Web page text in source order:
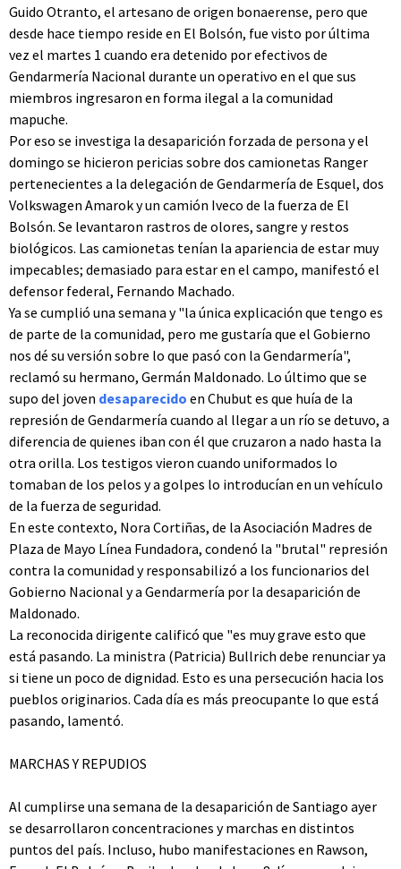
Guido Otranto, el artesano de origen bonaerense, pero que
desde hace tiempo reside en El Bolsón, fue visto por última
vez el martes 1 cuando era detenido por efectivos de
Gendarmería Nacional durante un operativo en el que sus
miembros ingresaron en forma ilegal a la comunidad
mapuche.
Por eso se investiga la desaparición forzada de persona y el
domingo se hicieron pericias sobre dos camionetas Ranger
pertenecientes a la delegación de Gendarmería de Esquel, dos
Volkswagen Amarok y un camión Iveco de la fuerza de El
Bolsón. Se levantaron rastros de olores, sangre y restos
biológicos. Las camionetas tenían la apariencia de estar muy
impecables; demasiado para estar en el campo, manifestó el
defensor federal, Fernando Machado.
Ya se cumplió una semana y "la única explicación que tengo es
de parte de la comunidad, pero me gustaría que el Gobierno
nos dé su versión sobre lo que pasó con la Gendarmería",
reclamó su hermano, Germán Maldonado. Lo último que se
supo del joven desaparecido en Chubut es que huía de la
represión de Gendarmería cuando al llegar a un río se detuvo, a
diferencia de quienes iban con él que cruzaron a nado hasta la
otra orilla. Los testigos vieron cuando uniformados lo
tomaban de los pelos y a golpes lo introducían en un vehículo
de la fuerza de seguridad.
En este contexto, Nora Cortiñas, de la Asociación Madres de
Plaza de Mayo Línea Fundadora, condenó la "brutal" represión
contra la comunidad y responsabilizó a los funcionarios del
Gobierno Nacional y a Gendarmería por la desaparición de
Maldonado.
La reconocida dirigente calificó que "es muy grave esto que
está pasando. La ministra (Patricia) Bullrich debe renunciar ya
si tiene un poco de dignidad. Esto es una persecución hacia los
pueblos originarios. Cada día es más preocupante lo que está
pasando, lamentó.
MARCHAS Y REPUDIOS
Al cumplirse una semana de la desaparición de Santiago ayer
se desarrollaron concentraciones y marchas en distintos
puntos del país. Incluso, hubo manifestaciones en Rawson,